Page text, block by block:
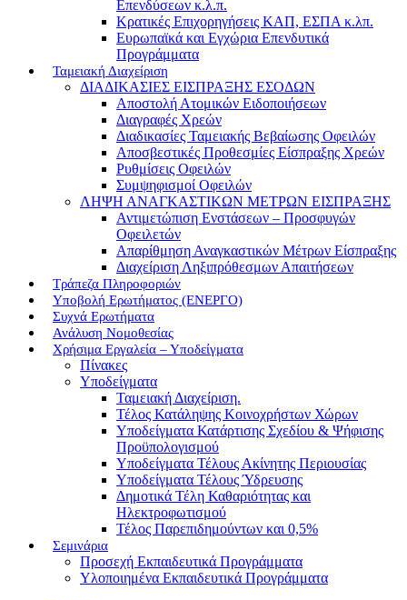
Επενδύσεων κ.λ.π.
Κρατικές Επιχορηγήσεις ΚΑΠ, ΕΣΠΑ κ.λπ.
Ευρωπαϊκά και Εγχώρια Επενδυτικά
Προγράμματα
Ταμειακή Διαχείριση
ΔΙΑΔΙΚΑΣΙΕΣ ΕΙΣΠΡΑΞΗΣ ΕΣΟΔΩΝ
Αποστολή Ατομικών Ειδοποιήσεων
Διαγραφές Χρεών
Διαδικασίες Ταμειακής Βεβαίωσης Οφειλών
Αποσβεστικές Προθεσμίες Είσπραξης Χρεών
Ρυθμίσεις Οφειλών
Συμψηφισμοί Οφειλών
ΛΗΨΗ ΑΝΑΓΚΑΣΤΙΚΩΝ ΜΕΤΡΩΝ ΕΙΣΠΡΑΞΗΣ
Αντιμετώπιση Ενστάσεων – Προσφυγών
Οφειλετών
Απαρίθμηση Αναγκαστικών Μέτρων Είσπραξης
Διαχείριση Ληξιπρόθεσμων Απαιτήσεων
Τράπεζα Πληροφοριών
Υποβολή Ερωτήματος (ΕΝΕΡΓΟ)
Συχνά Ερωτήματα
Ανάλυση Νομοθεσίας
Χρήσιμα Εργαλεία – Υποδείγματα
Πίνακες
Υποδείγματα
Ταμειακή Διαχείριση.
Τέλος Κατάληψης Κοινοχρήστων Χώρων
Υποδείγματα Κατάρτισης Σχεδίου & Ψήφισης
Προϋπολογισμού
Υποδείγματα Τέλους Ακίνητης Περιουσίας
Υποδείγματα Τέλους Ύδρευσης
Δημοτικά Τέλη Καθαριότητας και
Ηλεκτροφωτισμού
Τέλος Παρεπιδημούντων και 0,5%
Σεμινάρια
Προσεχή Εκπαιδευτικά Προγράμματα
Υλοποιημένα Εκπαιδευτικά Προγράμματα